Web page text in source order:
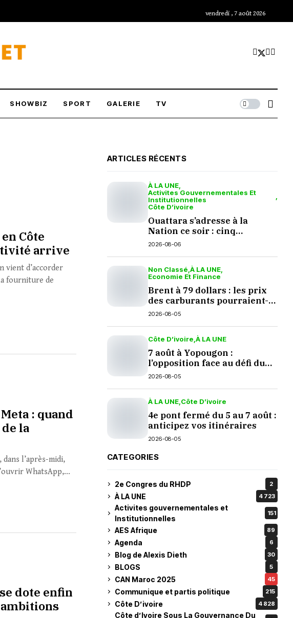
vendredi , 7 août 2026
SHOWBIZ SPORT GALERIE TV
Côte
arrive
vient d’accorder
fourniture de
: quand
la
l’après-midi,
WhatsApp,...
dote enfin
ambitions
ARTICLES RÉCENTS
À LA UNE
Activites Gouvernementales Et
Institutionnelles
Côte D’ivoire
Ouattara s’adresse à la
Nation ce soir : cinq
questions en suspens
2026-08-06
Non Classé À LA UNE
Economie Et Finance
Brent à 79 dollars : les prix
des carburants pourraient-
ils baisser en septembre ?
2026-08-05
Côte D’ivoire À LA UNE
7 août à Yopougon :
l’opposition face au défi du
dialogue
2026-08-05
À LA UNE Côte D’ivoire
4e pont fermé du 5 au 7 août :
anticipez vos itinéraires
2026-08-05
CATEGORIES
2e Congres du RHDP 2
À LA UNE 4 723
Activites gouvernementales et
Institutionnelles
151
AES Afrique 89
Agenda 6
Blog de Alexis Dieth 30
BLOGS 5
CAN Maroc 2025 45
Communique et partis politique 215
Côte D’ivoire 4 828
Côte d’Ivoire Sous La Gouvernance Du